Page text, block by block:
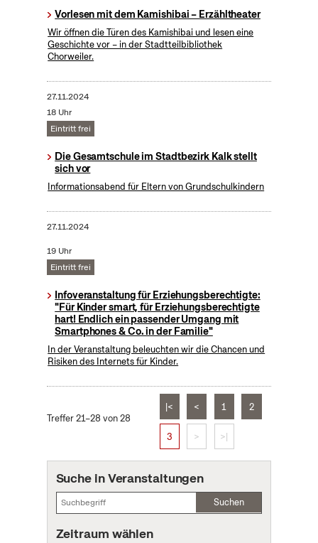
Vorlesen mit dem Kamishibai – Erzähltheater
Wir öffnen die Türen des Kamishibai und lesen eine
Geschichte vor – in der Stadtteilbibliothek
Chorweiler.
27.11.2024
18 Uhr
Eintritt frei
Die Gesamtschule im Stadtbezirk Kalk stellt
sich vor
Informationsabend für Eltern von Grundschulkindern
27.11.2024
19 Uhr
Eintritt frei
Infoveranstaltung für Erziehungsberechtigte:
"Für Kinder smart, für Erziehungsberechtigte
hart! Endlich ein passender Umgang mit
Smartphones & Co. in der Familie"
In der Veranstaltung beleuchten wir die Chancen und
Risiken des Internets für Kinder.
Treffer 21–28 von 28
|< < 1 2
3 > >|
Suche in Veranstaltungen
Suchen
Zeitraum wählen